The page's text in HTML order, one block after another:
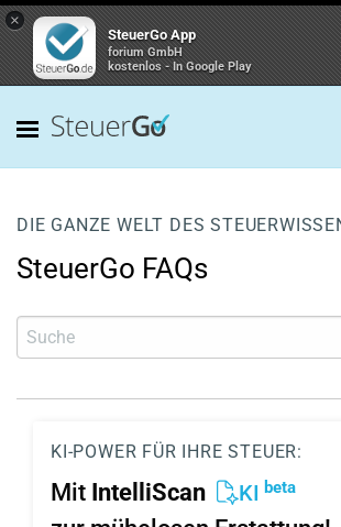
×
SteuerGo App
forium GmbH
kostenlos - In Google Play
DIE GANZE WELT DES
SteuerGo FAQs
KI-POWER FÜR IHRE STEUER:
Mit IntelliScan KI beta